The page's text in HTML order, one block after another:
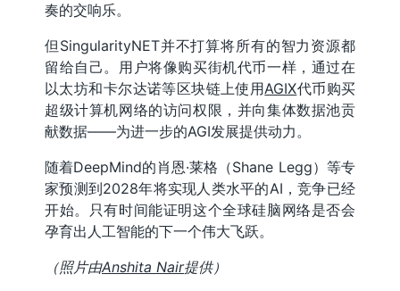
奏的交响乐。
但SingularityNET并不打算将所有的智力资源都
留给自己。用户将像购买街机代币一样，通过在
以太坊和卡尔达诺等区块链上使用AGIX代币购买
超级计算机网络的访问权限，并向集体数据池贡
献数据——为进一步的AGI发展提供动力。
随着DeepMind的肖恩·莱格（Shane Legg）等专
家预测到2028年将实现人类水平的AI，竞争已经
开始。只有时间能证明这个全球硅脑网络是否会
孕育出人工智能的下一个伟大飞跃。
（照片由Anshita Nair提供）